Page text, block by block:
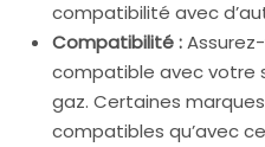
compatibilité avec
Compatibilité :
compatible avec votre
gaz. Certaines
compatibles qu’avec